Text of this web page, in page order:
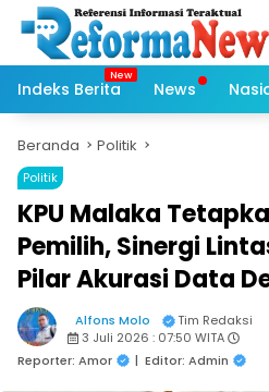
Langsung
konten
Indeks Berita
News
Beranda Politik
Politik
KPU Malaka
Pemilih, Sinergi
Pilar Akurasi Data
Alfons Molo
Tim Redaksi
3 Juli 2026 : 07:50 WITA
Reporter: Amor
| Editor: Admin